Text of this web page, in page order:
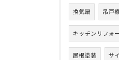
換気扇 吊戸棚
キッチンリフォ
屋根塗装 サ